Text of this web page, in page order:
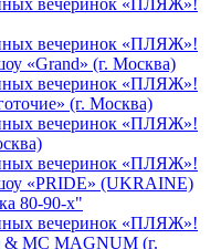
вечеринок «ПЛЯЖ»!
вечеринок «ПЛЯЖ»!
«Grand» (г. Москва)
вечеринок «ПЛЯЖ»!
(г. Москва)
вечеринок «ПЛЯЖ»!
вечеринок «ПЛЯЖ»!
«PRIDE» (UKRAINE)
80-90-х"
вечеринок «ПЛЯЖ»!
MC MAGNUM (г.